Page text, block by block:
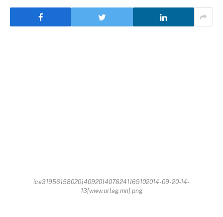
ice3195615802014092014076241169102014-09-20-14-
13[www.urlag.mn].png